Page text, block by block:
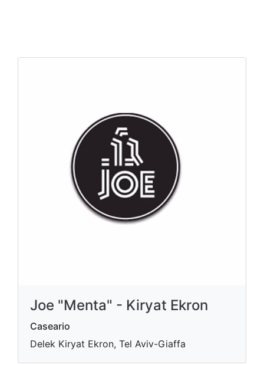
Joe "Menta" - Kiryat Ekron
Caseario
Delek Kiryat Ekron, Tel Aviv-Giaffa